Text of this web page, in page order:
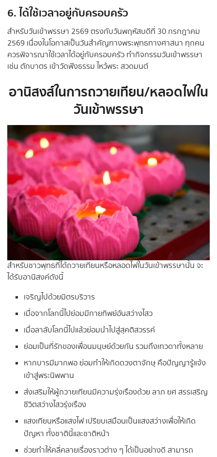
6. ได้ใช้เวลาอยู่กับครอบครัว
สำหรับวันเข้าพรรษา 2569 ตรงกับวันพฤหัสบดีที่ 30 กรกฎาคม
2569 เนื่องในโอกาสเป็นวันสำคัญทางพระพุทธทางศาสนา ทุกคน
ควรพิจารณาใช้เวลาได้อยู่กับครอบครัว ทำกิจกรรมวันเข้าพรรษา
เช่น ตักบาตร เข้าวัดฟังธรรม ไหว้พระ สวดมนต์
อานิสงส์ในการถวายเทียน/หลอดไฟใน
วันเข้าพรรษา
สำหรับชาวพุทธที่ได้ถวายเทียนหรือหลอดไฟในวันเข้าพรรษานั้น จะ
ได้รับอานิสงค์ดังนี้
เจริญไปด้วยมิตรบริวาร
เมื่อจากโลกนี้ไปย่อมมีกายทิพย์อันสว่างไสว
เมื่อลาลับโลกนี้ไปแล้วย่อมนำไปสู่สุคติสวรรค์
ย่อมเป็นที่รักของเพื่อนมนุษย์ด้วยกัน รวมถึงเทวดาทั้งหลาย
หากบารมีมากพอ ย่อมทำให้เกิดดวงตาจักษุ คือปัญญารู้แจ้ง
เข้าสู่พระนิพพาน
ส่งเสริมให้ผู้ถวายเทียนมีความรุ่งเรืองด้วย ลาภ ยศ สรรเสริญ
ชีวิตสว่างไสวรุ่งเรือง
แสงเทียนหรือแสงไฟ เปรียบเสมือนเป็นแสงสว่างเพื่อให้เกิด
ปัญหา ทั้งชาตินี้และชาติหน้า
ช่วยทำให้คลี่คลายเรื่องราวต่าง ๆ ได้เป็นอย่างดี สามารถ